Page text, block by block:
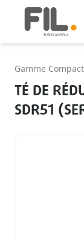
Gamme
TÉ DE
SDR51